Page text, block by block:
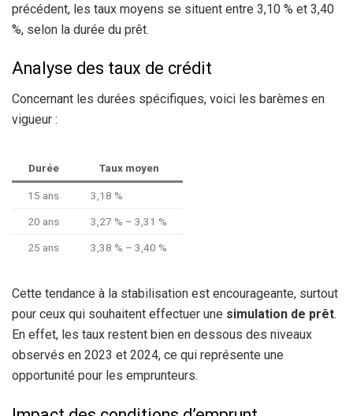
précédent, les taux moyens se situent entre 3,10 % et 3,40
%, selon la durée du prêt.
Analyse des taux de crédit
Concernant les durées spécifiques, voici les barèmes en
vigueur :
Durée Taux moyen
15 ans 3,18 %
20 ans 3,27 % – 3,31 %
25 ans 3,38 % – 3,40 %
Cette tendance à la stabilisation est encourageante, surtout
pour ceux qui souhaitent effectuer une simulation de prêt.
En effet, les taux restent bien en dessous des niveaux
observés en 2023 et 2024, ce qui représente une
opportunité pour les emprunteurs.